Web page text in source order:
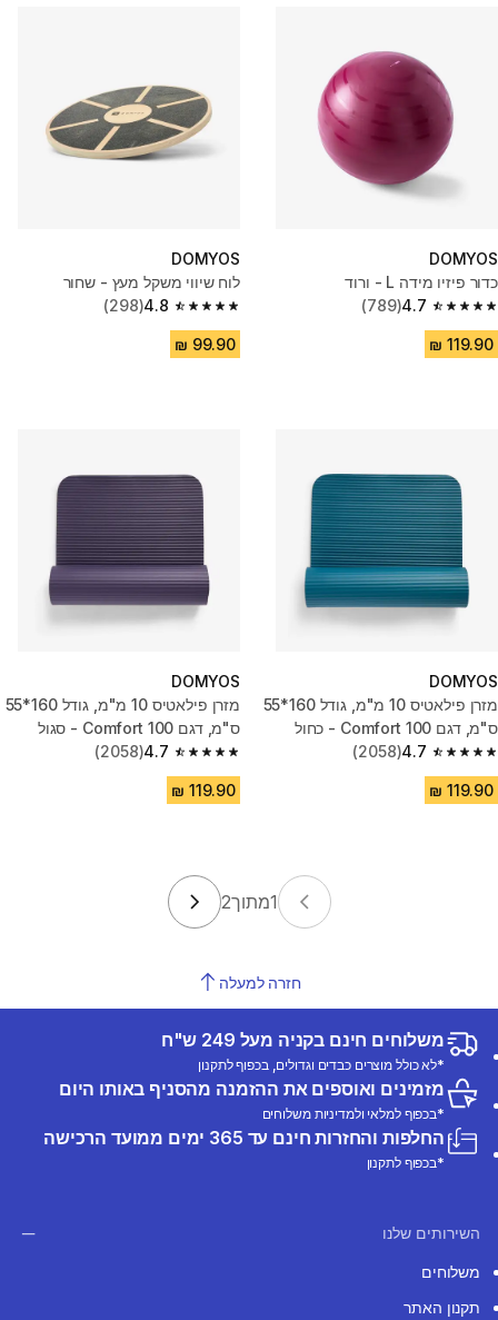
DOMYOS
כדור פיזיו מידה L - ורוד
4.7
4.7 out of 5 stars from 789 reviews
(789)
DOMYOS
לוח שיווי משקל מעץ - שחור
4.8
4.8 out of 5 stars from 298 reviews
(298)
DOMYOS
מזרן פילאטיס 10 מ"מ, גודל 160*55
ס"מ, דגם Comfort 100 - כחול
4.7
4.7 out of 5 stars from 2058 reviews
(2058)
DOMYOS
מזרן פילאטיס 10 מ"מ, גודל 160*55
ס"מ, דגם Comfort 100 - סגול
4.7
4.7 out of 5 stars from 2058 reviews
(2058)
1מתוך2
חזרה למעלה
משלוחים חינם בקניה מעל 249 ש"ח
*לא כולל מוצרים כבדים וגדולים, בכפוף לתקנון
מזמינים ואוספים את ההזמנה מהסניף באותו היום
*בכפוף למלאי ולמדיניות משלוחים
החלפות והחזרות חינם עד 365 ימים ממועד הרכישה
*בכפוף לתקנון
השירותים שלנו
משלוחים
תקנון האתר